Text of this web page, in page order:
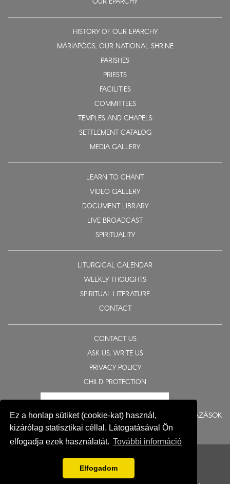
Ez a honlap sütiket (cookie-kat) használ,
kizárólag statisztikai céllal. Látogatásával Ön
elfogadja ezek használatát. További információ
Elfogadom
HISTORY OF OUR EPARCHY
MÁRIAPÓCS, OUR NATIONAL SHRINE
PARISHES
PRIESTS
FACILITIES
COMMITTEES
TEMPLES AND CHAPELS
SETTLEMENT CATALOG
MEDIA GALLERY
LEARN TO CHANT
VIDEO GALLERY
DOCUMENT LIBRARY
LIVE BROADCAST
SPIRITUALITY
LITURGICAL CALENDAR
WEEKLY THOUGHTS
SPIRITUAL LITERATURE
CONTACT
CONTACT US
ASK US, WRITE US
PRIVACY POLICY
CHILD PROTECTION
BERUHÁZÁSOK
Impresszum